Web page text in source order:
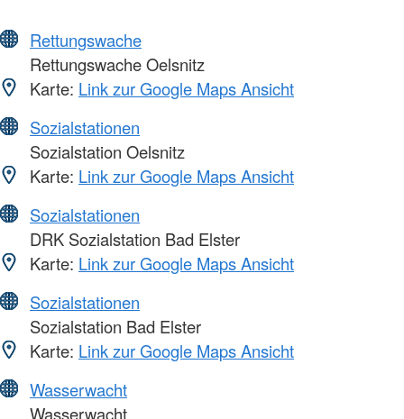
Rettungswache
Rettungswache Oelsnitz
Karte: Link zur Google Maps Ansicht
Sozialstationen
Sozialstation Oelsnitz
Karte: Link zur Google Maps Ansicht
Sozialstationen
DRK Sozialstation Bad Elster
Karte: Link zur Google Maps Ansicht
Sozialstationen
Sozialstation Bad Elster
Karte: Link zur Google Maps Ansicht
Wasserwacht
Wasserwacht